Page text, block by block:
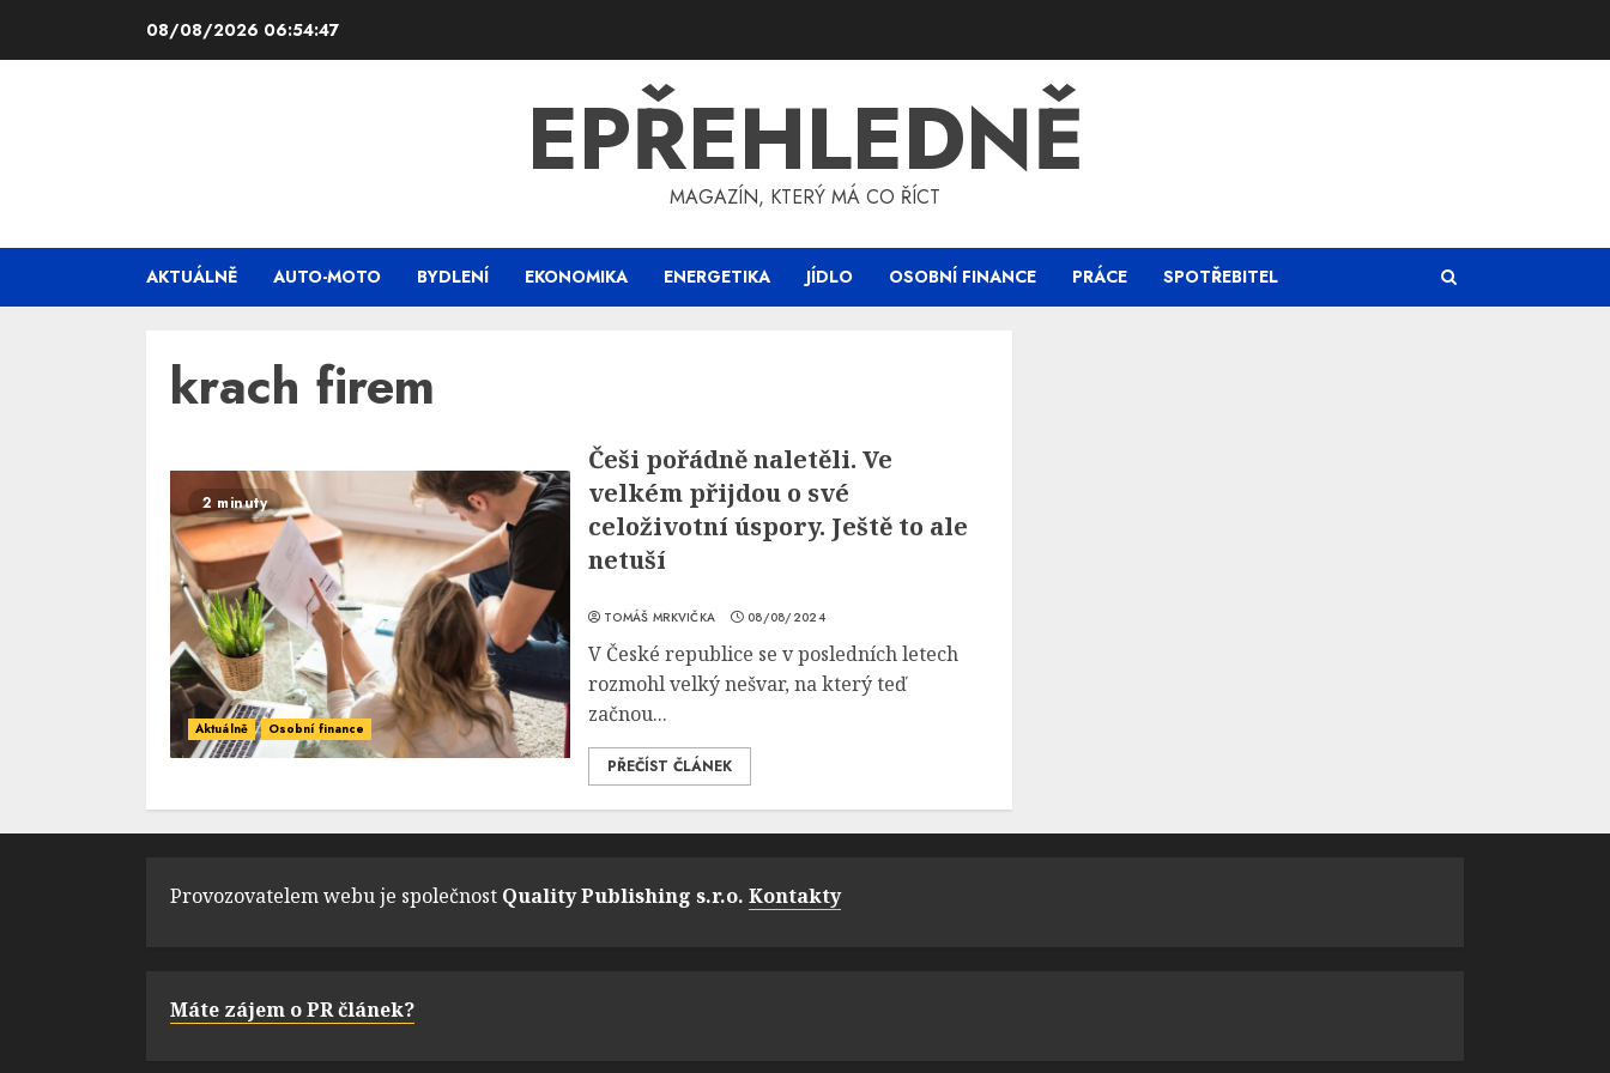
08/08/2026 06:54:47
EPŘEHLEDNĚ
MAGAZÍN, KTERÝ MÁ CO ŘÍCT
AKTUÁLNĚ AUTO-MOTO BYDLENÍ EKONOMIKA ENERGETIKA JÍDLO OSOBNÍ FINANCE PRÁCE SPOTŘEBITEL
krach firem
2 minuty
Aktuálně Osobní finance
Češi pořádně naletěli. Ve
velkém přijdou o své
celoživotní úspory. Ještě to ale
netuší
TOMÁŠ MRKVIČKA 08/08/2024
V České republice se v posledních letech
rozmohl velký nešvar, na který teď
začnou...
PŘEČÍST ČLÁNEK
Provozovatelem webu je společnost Quality Publishing s.r.o. Kontakty
Máte zájem o PR článek?